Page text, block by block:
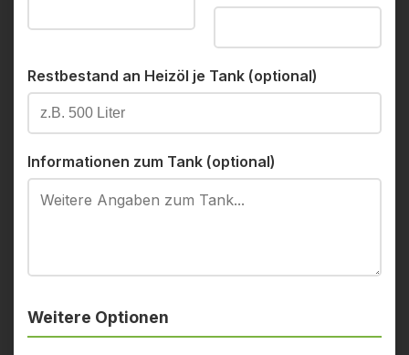
Restbestand an Heizöl je Tank (optional)
Informationen zum Tank (optional)
Weitere Optionen